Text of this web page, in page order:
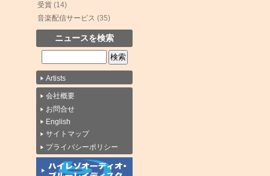
受賞 (14)
音楽配信サービス (35)
ニュースを検索
Artists
会社概要
お問合せ
English
サイトマップ
プライバシーポリシー